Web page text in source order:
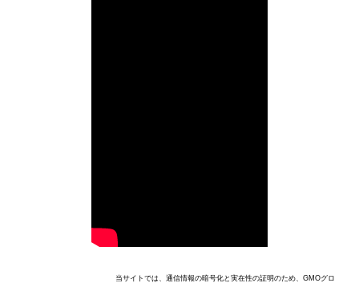
当サイトでは、通信情報の暗号化と実在性の証明のため、GMOグロ